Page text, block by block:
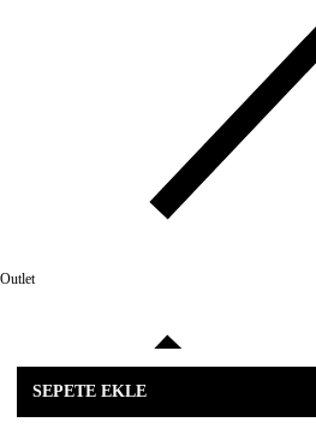
Outlet
SEPETE EKLE